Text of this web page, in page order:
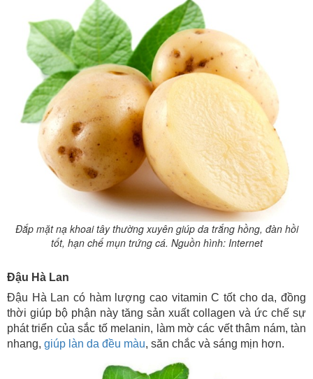
Đắp mặt nạ khoai tây thường xuyên giúp da trắng hồng, đàn hồi
tốt, hạn chế mụn trứng cá. Nguồn hình: Internet
Đậu Hà Lan
Đậu Hà Lan có hàm lượng cao vitamin C tốt cho da, đồng
thời giúp bộ phận này tăng sản xuất collagen và ức chế sự
phát triển của sắc tố melanin, làm mờ các vết thâm nám, tàn
nhang, giúp làn da đều màu, săn chắc và sáng mịn hơn.